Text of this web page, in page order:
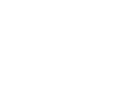
礼ですが○○さんご本人で